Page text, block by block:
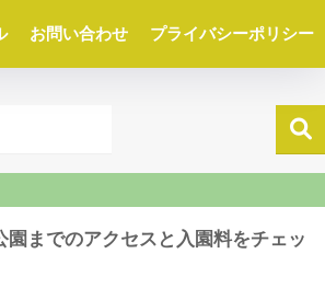
お問い合わせ プライバシーポリシー
園までのアクセスと入園料をチェッ